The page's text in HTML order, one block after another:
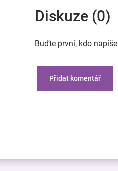
Diskuze (0)
Buďte první, kdo
Přidat komentář